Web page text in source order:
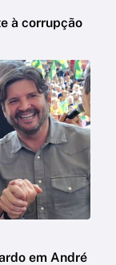
à corrupção
em André